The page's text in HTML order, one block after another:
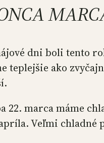
dni boli tento
teplejšie ako
22. marca máme
Veľmi chladné